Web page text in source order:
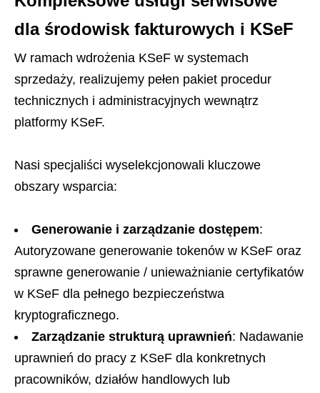
dla środowisk fakturowych i KSeF
W ramach wdrożenia KSeF w systemach
sprzedaży, realizujemy pełen pakiet procedur
technicznych i administracyjnych wewnątrz
platformy KSeF.
Nasi specjaliści wyselekcjonowali kluczowe
obszary wsparcia:
Generowanie i zarządzanie dostępem:
Autoryzowane generowanie tokenów w KSeF oraz
sprawne generowanie / unieważnianie certyfikatów
w KSeF dla pełnego bezpieczeństwa
kryptograficznego.
Zarządzanie strukturą uprawnień: Nadawanie
uprawnień do pracy z KSeF dla konkretnych
pracowników, działów handlowych lub